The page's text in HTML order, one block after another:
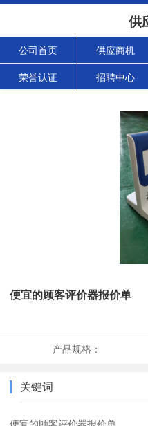
供
公司首页 供应商机
荣誉认证 招聘中心
便宜的顾客评价器报价单
产品规格：
关键词